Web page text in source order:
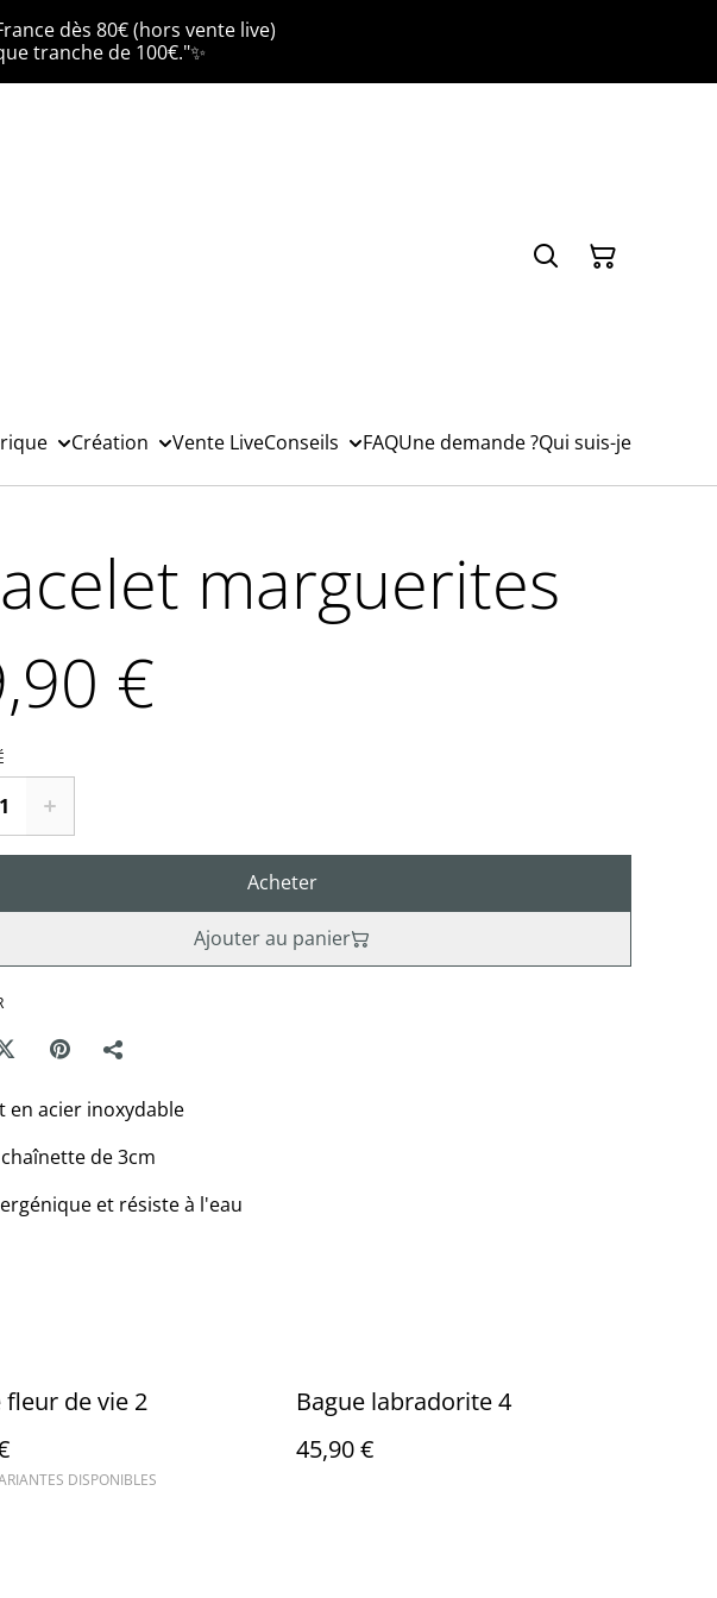
dès 80€ (hors vente live)
tranche de 100€."✨
Création Vente LiveConseils FAQUne demande ?Qui suis-je
marguerites
€
Acheter
Ajouter au panier
en acier inoxydable
de 3cm
et résiste à l'eau
fleur de vie 2
DISPONIBLES
Bague labradorite 4
45,90 €